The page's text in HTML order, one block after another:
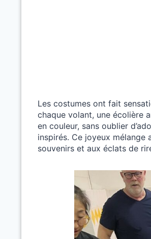
Les costumes ont fait
chaque volant, une écolière
en couleur, sans oublier
inspirés. Ce joyeux
souvenirs et aux éclats de